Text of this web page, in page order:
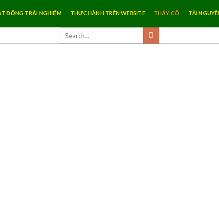
ĐỘNG TRẢI NGHIỆM THỰC HÀNH TRÊN WEBSITE THẦY CÔ TÀI